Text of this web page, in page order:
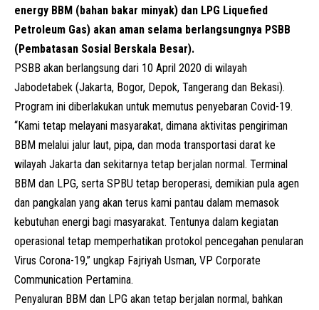
energy BBM (bahan bakar minyak) dan LPG Liquefied
Petroleum Gas) akan aman selama berlangsungnya PSBB
(Pembatasan Sosial Berskala Besar).
PSBB akan berlangsung dari 10 April 2020 di wilayah
Jabodetabek (Jakarta, Bogor, Depok, Tangerang dan Bekasi).
Program ini diberlakukan untuk memutus penyebaran Covid-19.
“Kami tetap melayani masyarakat, dimana aktivitas pengiriman
BBM melalui jalur laut, pipa, dan moda transportasi darat ke
wilayah Jakarta dan sekitarnya tetap berjalan normal. Terminal
BBM dan LPG, serta SPBU tetap beroperasi, demikian pula agen
dan pangkalan yang akan terus kami pantau dalam memasok
kebutuhan energi bagi masyarakat. Tentunya dalam kegiatan
operasional tetap memperhatikan protokol pencegahan penularan
Virus Corona-19,” ungkap Fajriyah Usman, VP Corporate
Communication Pertamina.
Penyaluran BBM dan LPG akan tetap berjalan normal, bahkan